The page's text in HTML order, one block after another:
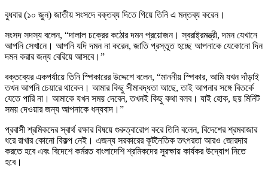
বুধবার (১০ জুন) জাতীয় সংসদে বক্তব্য দিতে গিয়ে তিনি এ মন্তব্য করেন।
সংসদ সদস্য বলেন, “দালাল চক্রের কঠোর দমন প্রয়োজন। স্বরাষ্ট্রমন্ত্রী, দমন যেখানে
আপনি সেখানে। আপনি যদি দমন না করেন, জাতি প্রস্তুত হচ্ছে আপনাকে যেকোনো দিন
দমন করার জন্য বেরিয়ে আসবে।”
বক্তব্যের একপর্যায়ে তিনি স্পিকারের উদ্দেশে বলেন, “মাননীয় স্পিকার, আমি যখন দাঁড়াই
তখন আপনি চেয়ারে থাকেন। আমার কিছু সীমাবদ্ধতা আছে, তাই আপনার সঙ্গে বিতর্কে
যেতে পারি না। আমাকে যখন সময় দেবেন, তখনই কিছু কথা বলব। যাই হোক, ছয় মিনিট
সময় দেওয়ার জন্য আপনাকে ধন্যবাদ।”
প্রবাসী শ্রমিকদের স্বার্থ রক্ষার বিষয়ে গুরুত্বারোপ করে তিনি বলেন, বিদেশের শ্রমবাজার
ধরে রাখার কোনো বিকল্প নেই। এজন্য সরকারের কূটনৈতিক তৎপরতা আরও জোরদার
করতে হবে এবং বিদেশে কর্মরত বাংলাদেশি শ্রমিকদের সুরক্ষায় কার্যকর উদ্যোগ নিতে
হবে।